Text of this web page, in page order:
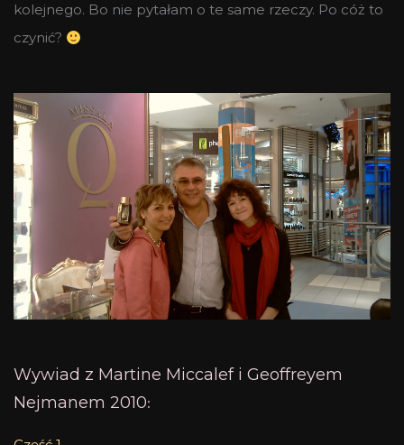
kolejnego. Bo nie pytałam o te same rzeczy. Po cóż to
czynić?
Wywiad z Martine Miccalef i Geoffreyem
Nejmanem 2010: